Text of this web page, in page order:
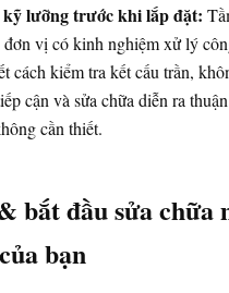
kỹ lưỡng trước khi lắp đặt:
vị có kinh nghiệm xử lý
cách kiểm tra kết cấu trần,
cận và sửa chữa diễn ra
cần thiết.
bắt đầu sửa chữa
bạn